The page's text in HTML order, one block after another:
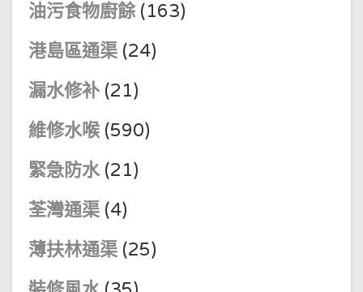
油污食物廚餘(163)
港島區通渠 (24)
漏水修补 (21)
維修水喉 (590)
緊急防水(21)
荃灣通渠 (4)
薄扶林通渠 (25)